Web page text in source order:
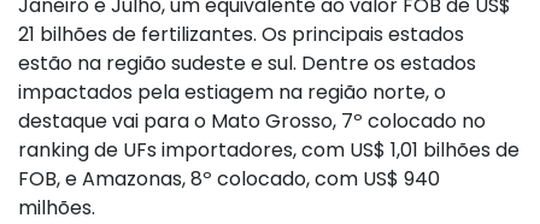
Janeiro e Julho, um equivalente ao valor FOB de US$
21 bilhões de fertilizantes. Os principais estados
estão na região sudeste e sul. Dentre os estados
impactados pela estiagem na região norte, o
destaque vai para o Mato Grosso, 7º colocado no
ranking de UFs importadores, com US$ 1,01 bilhões de
FOB, e Amazonas, 8º colocado, com US$ 940
milhões.